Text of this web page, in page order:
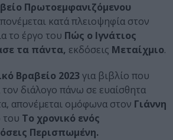
Πρωτοεμφανιζόμενου
κατά πλειοψηφία στον
το έργο του Πώς ο Ιγνάτιος
τα πάντα, εκδόσεις Μεταίχμιο.
Βραβείο 2023 για βιβλίο που
διάλογο πάνω σε ευαίσθητα
απονέμεται ομόφωνα στον Γιάννη
του Το χρονικό ενός
Περισπωμένη.